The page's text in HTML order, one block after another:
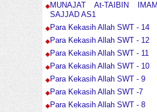
MUNAJAT At-TAIBIN
SAJJAD AS1
Para Kekasih Allah SWT - 14
Para Kekasih Allah SWT - 12
Para Kekasih Allah SWT - 11
Para Kekasih Allah SWT - 10
Para Kekasih Allah SWT - 9
Para Kekasih Allah SWT -7
Para Kekasih Allah SWT - 8